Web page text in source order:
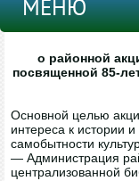
МЕНЮ
о районной
посвященной 85-
Основной целью
интереса к истории
самобытности
— Администрация
централизованной